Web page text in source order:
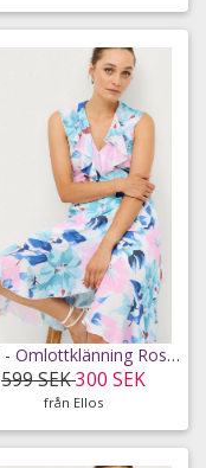
Ellos - Omlottklänning Rose - Vit - 34
599 SEK300 SEK
från Ellos